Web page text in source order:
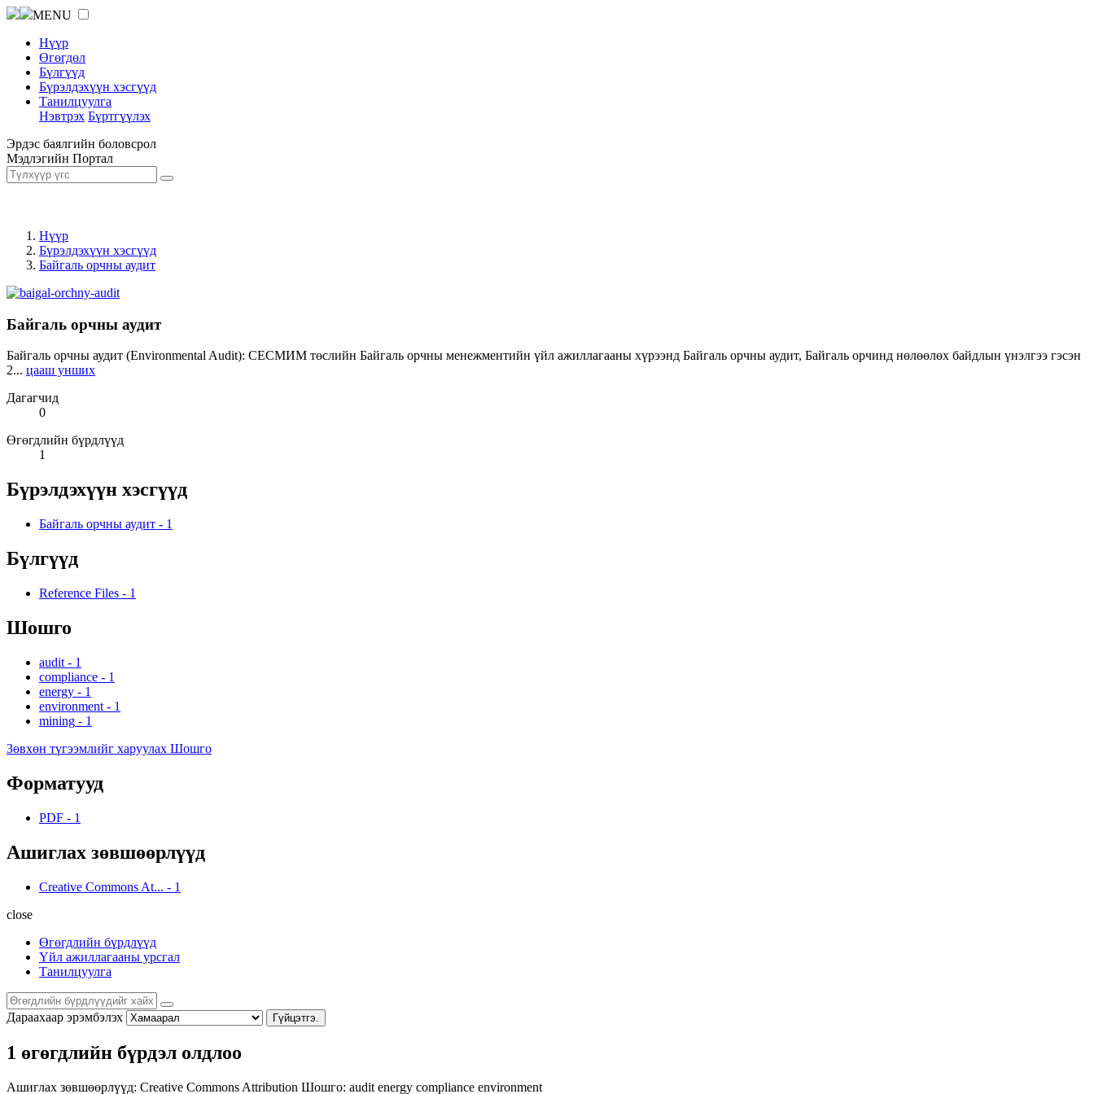
MENU
Нүүр
Өгөгдөл
Бүлгүүд
Бүрэлдэхүүн хэсгүүд
Танилцуулга
Нэвтрэх Бүртгүүлэх
Эрдэс баялгийн боловсрол
Мэдлэгийн Портал
Нүүр
Бүрэлдэхүүн хэсгүүд
Байгаль орчны аудит
Байгаль орчны аудит
Байгаль орчны аудит (Environmental Audit): СЕСМИМ төслийн Байгаль орчны менежментийн үйл ажиллагааны хүрээнд Байгаль орчны аудит, Байгаль орчинд нөлөөлөх байдлын үнэлгээ гэсэн
2... цааш унших
Дагагчид
0
Өгөгдлийн бүрдлүүд
1
Бүрэлдэхүүн хэсгүүд
Байгаль орчны аудит - 1
Бүлгүүд
Reference Files - 1
Шошго
audit - 1
compliance - 1
energy - 1
environment - 1
mining - 1
Зөвхөн түгээмлийг харуулах Шошго
Форматууд
PDF - 1
Ашиглах зөвшөөрлүүд
Creative Commons At... - 1
close
Өгөгдлийн бүрдлүүд
Үйл ажиллагааны урсгал
Танилцуулга
Дараахаар эрэмбэлэх Гүйцэтгэ.
1 өгөгдлийн бүрдэл олдлоо
Ашиглах зөвшөөрлүүд: Creative Commons Attribution Шошго: audit energy compliance environment